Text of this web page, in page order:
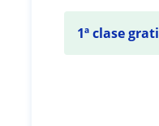
1ª clase